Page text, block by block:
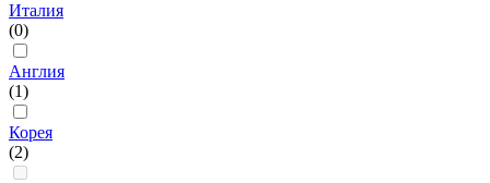
Италия
(0)
Англия
(1)
Корея
(2)